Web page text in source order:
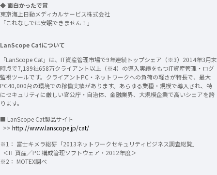
◆ 面白かったで賞
東京海上日動メディカルサービス株式会社
「これなしでは安眠できません！」
LanScope Catについて
「LanScope Cat」は、IT資産管理市場で9年連続トップシェア（※3）2014年3月末
時点で7,189社658万クライアント以上（※4）の導入実績をもつIT資産管理・ログ
監視ツールです。クライアントPC・ネットワークへの負荷の軽さが特長で、最大
PC40,000台の環境での稼働実績があります。あらゆる業種・規模で導入され、特
にセキュリティに厳しい官公庁・自治体、金融業界、大規模企業で高いシェアを誇
ります。
■ LanScope Cat製品サイト
>> http://www.lanscope.jp/cat/
※1： 富士キメラ総研「2013ネットワークセキュリティビジネス調査総覧」
＜IT 資産／PC 構成管理ソフトウェア・2012年度＞
※2： MOTEX調べ